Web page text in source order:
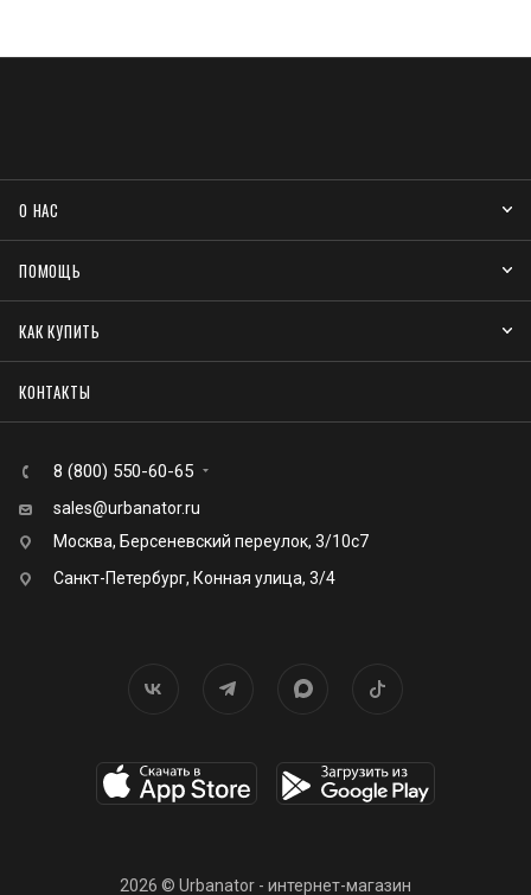
О НАС
ПОМОЩЬ
КАК КУПИТЬ
КОНТАКТЫ
8 (800) 550-60-65
sales@urbanator.ru
Москва, Берсеневский переулок, 3/10с7
Санкт-Петербург, Конная улица, 3/4
2026 © Urbanator - интернет-магазин